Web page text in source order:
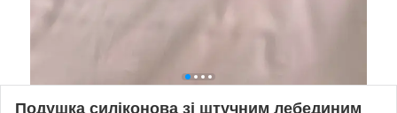
Подушка силіконова зі штучним лебединим